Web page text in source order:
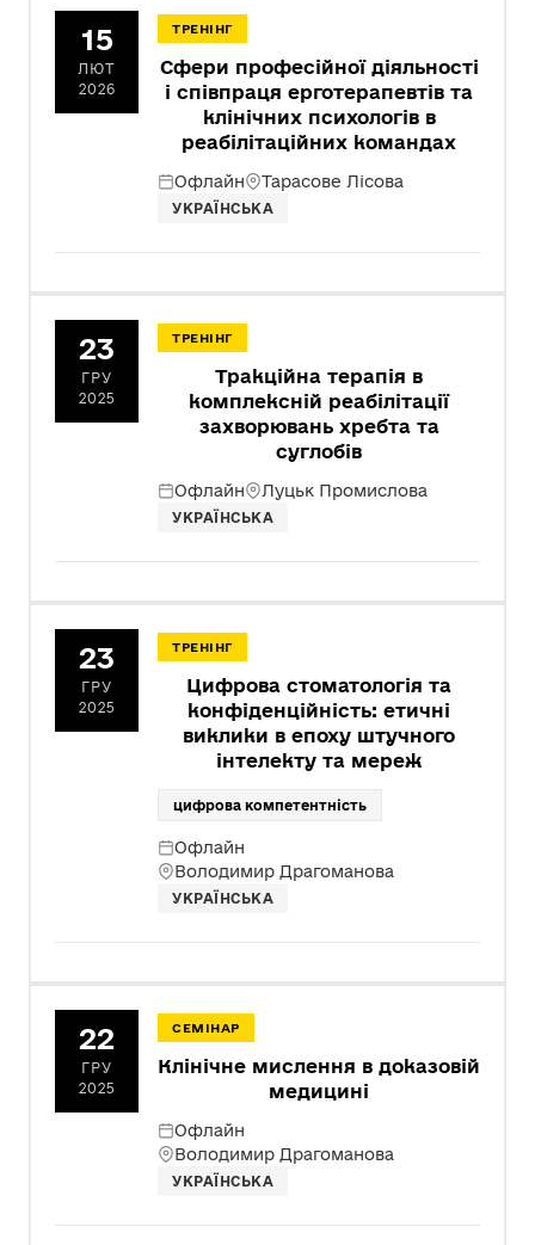
15
ЛЮТ
2026
ТРЕНІНГ
Сфери професійної діяльності
і співпраця ерготерапевтів та
клінічних психологів в
реабілітаційних командах
Офлайн Тарасове Лісова
УКРАЇНСЬКА
23
ГРУ
2025
ТРЕНІНГ
Тракційна терапія в
комплексній реабілітації
захворювань хребта та
суглобів
Офлайн Луцьк Промислова
УКРАЇНСЬКА
23
ГРУ
2025
ТРЕНІНГ
Цифрова стоматологія та
конфіденційність: етичні
виклики в епоху штучного
інтелекту та мереж
цифрова компетентність
Офлайн
Володимир Драгоманова
УКРАЇНСЬКА
22
ГРУ
2025
СЕМІНАР
Клінічне мислення в доказовій
медицині
Офлайн
Володимир Драгоманова
УКРАЇНСЬКА